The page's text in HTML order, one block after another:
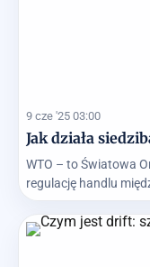
9 cze '25 03:00
Jak działa
WTO – to Światowa
regulację handlu